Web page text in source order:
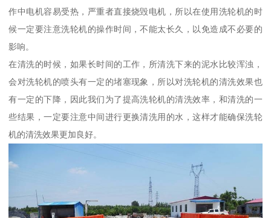
作中电机容易受热，严重者直接烧毁电机，所以在使用洗轮机的时
候一定要注意洗轮机的操作时间，不能太长久，以免造成不必要的
影响。
在清洗的时候，如果长时间的工作，所清洗下来的泥水比较浑浊，
会对洗轮机的喷头有一定的堵塞现象，所以对洗轮机的清洗效果也
有一定的下降，因此我们为了提高洗轮机的清洗效率，和清洗的一
些结果，一定要注意中间进行更换清洗用的水，这样才能确保洗轮
机的清洗效果更加良好。